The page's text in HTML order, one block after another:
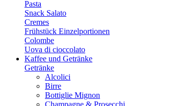
Pasta
Snack Salato
Cremes
Frühstück Einzelportionen
Colombe
Uova di cioccolato
Kaffee und Getränke
Getränke
Alcolici
Birre
Bottiglie Mignon
Champagne & Prosecchi